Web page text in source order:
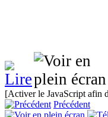
[Activer le JavaScript afin
Précédent